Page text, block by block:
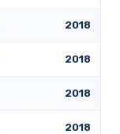
2018
2018
2018
2018